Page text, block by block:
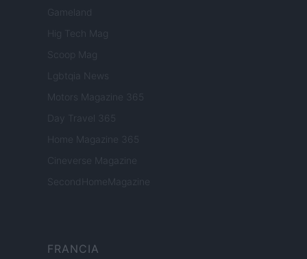
Gameland
Hig Tech Mag
Scoop Mag
Lgbtqia News
Motors Magazine 365
Day Travel 365
Home Magazine 365
Cineverse Magazine
SecondHomeMagazine
FRANCIA